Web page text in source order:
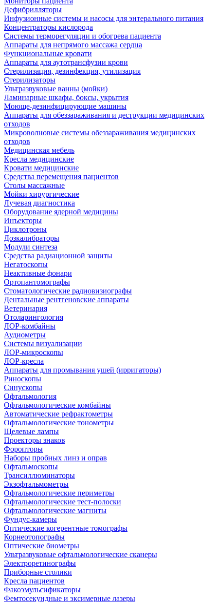
Дефибрилляторы
Инфузионные системы и насосы для энтерального питания
Концентраторы кислорода
Системы терморегуляции и обогрева пациента
Аппараты для непрямого массажа сердца
Функциональные кровати
Аппараты для аутотрансфузии крови
Стерилизация, дезинфекция, утилизация
Стерилизаторы
Ультразвуковые ванны (мойки)
Ламинарные шкафы, боксы, укрытия
Моюще-дезинфицирующие машины
Аппараты для обеззараживания и деструкции медицинских
отходов
Микроволновые системы обеззараживания медицинских
отходов
Медицинская мебель
Кресла медицинские
Кровати медицинские
Средства перемещения пациентов
Столы массажные
Мойки хирургические
Лучевая диагностика
Оборудование ядерной медицины
Инъекторы
Циклотроны
Дозкалибраторы
Модули синтеза
Средства радиационной защиты
Негатоскопы
Неактивные фонари
Ортопантомографы
Стоматологические радиовизиографы
Дентальные рентгеновские аппараты
Ветеринария
Отоларингология
ЛОР-комбайны
Аудиометры
Системы визуализации
ЛОР-микроскопы
ЛОР-кресла
Аппараты для промывания ушей (ирригаторы)
Риноскопы
Синускопы
Офтальмология
Офтальмологические комбайны
Автоматические рефрактометры
Офтальмологические тонометры
Щелевые лампы
Проекторы знаков
Форопторы
Наборы пробных линз и оправ
Офтальмоскопы
Трансиллюминаторы
Экзофтальмометры
Офтальмологические периметры
Офтальмологические тест-полоски
Офтальмологические магниты
Фундус-камеры
Оптические когерентные томографы
Корнеотопографы
Оптические биометры
Ультразвуковые офтальмологические сканеры
Электроретинографы
Приборные столики
Кресла пациентов
Факоэмульсификаторы
Фемтосекундные и эксимерные лазеры